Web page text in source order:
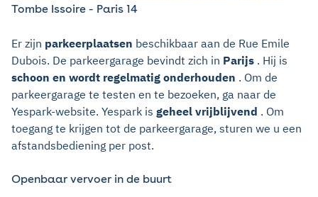
Tombe Issoire - Paris 14
Er zijn parkeerplaatsen beschikbaar aan de Rue Emile
Dubois. De parkeergarage bevindt zich in Parijs . Hij is
schoon en wordt regelmatig onderhouden . Om de
parkeergarage te testen en te bezoeken, ga naar de
Yespark-website. Yespark is geheel vrijblijvend . Om
toegang te krijgen tot de parkeergarage, sturen we u een
afstandsbediening per post.
Openbaar vervoer in de buurt